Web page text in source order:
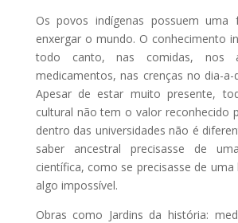
Os povos indígenas possuem uma
enxergar o mundo. O conhecimento
todo canto, nas comidas, nos
medicamentos, nas crenças no dia-a-
Apesar de estar muito presente,
cultural não tem o valor reconhecido
dentro das universidades não é
saber ancestral precisasse de
científica, como se precisasse de uma
algo impossível.
Obras como Jardins da história: